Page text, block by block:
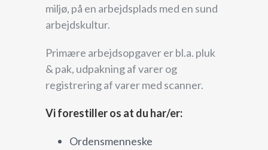
miljø, på en arbejdsplads med en sund
arbejdskultur.
Primære arbejdsopgaver er bl.a. pluk
& pak, udpakning af varer og
registrering af varer med scanner.
Vi forestiller os at du har/er:
Ordensmenneske